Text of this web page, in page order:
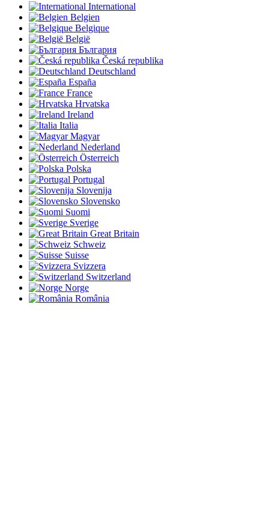
International
Belgien
Belgique
België
България
Česká republika
Deutschland
España
France
Hrvatska
Ireland
Italia
Magyar
Nederland
Österreich
Polska
Portugal
Slovenija
Slovensko
Suomi
Sverige
Great Britain
Schweiz
Suisse
Svizzera
Switzerland
Norge
România